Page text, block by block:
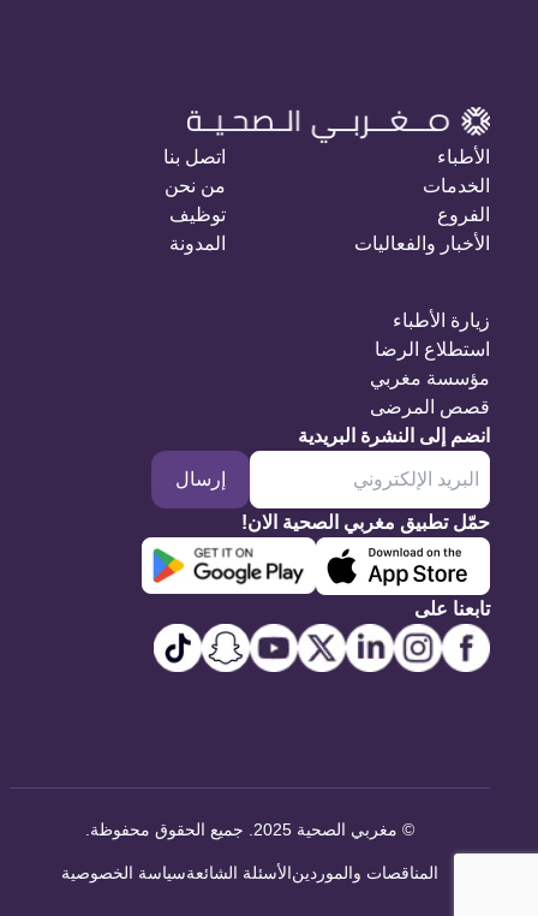
الأطباء
الخدمات
الفروع
الأخبار والفعاليات
اتصل بنا
من نحن
توظيف
المدونة
زيارة الأطباء
استطلاع الرضا
مؤسسة مغربي
قصص المرضى
انضم إلى النشرة البريدية
إرسال
حمّل تطبيق مغربي الصحية الان!
تابعنا على
© مغربي الصحية 2025. جميع الحقوق محفوظة
المناقصات والموردينالأسئلة الشائعةسياسة الخصوصية